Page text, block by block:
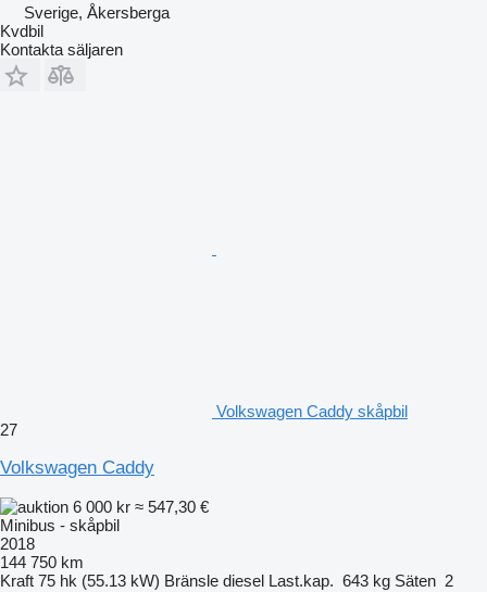
Sverige, Åkersberga
Kvdbil
Kontakta säljaren
Volkswagen Caddy skåpbil
27
Volkswagen Caddy
6 000 kr ≈ 547,30 €
Minibus - skåpbil
2018
144 750 km
Kraft 75 hk (55.13 kW) Bränsle diesel Last.kap. 643 kg Säten 2